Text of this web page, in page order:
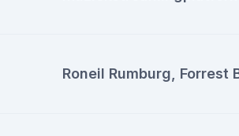
Roneil Rumburg, Forrest